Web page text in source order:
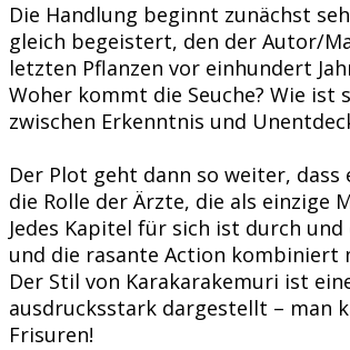
Die Handlung beginnt zunächst
gleich begeistert, den der Autor/
letzten Pflanzen vor einhundert
Woher kommt die Seuche? Wie ist
zwischen Erkenntnis und
Der Plot geht dann so weiter,
die Rolle der Ärzte, die als einzige
Jedes Kapitel für sich ist durch
und die rasante Action kombiniert
Der Stil von Karakarakemuri ist
ausdrucksstark dargestellt – man
Frisuren!